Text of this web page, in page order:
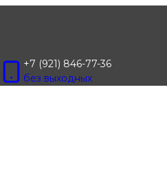
+7 (921) 846-77-36
без выходных